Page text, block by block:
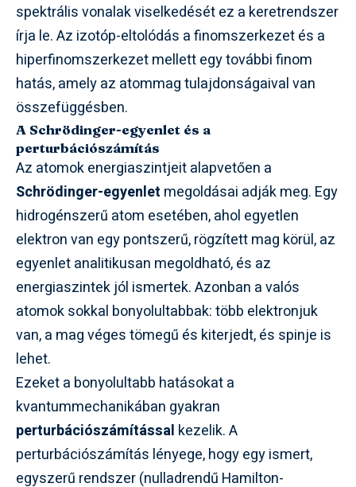
spektrális vonalak viselkedését ez a keretrendszer
írja le. Az izotóp-eltolódás a finomszerkezet és a
hiperfinomszerkezet mellett egy további finom
hatás, amely az atommag tulajdonságaival van
összefüggésben.
A Schrödinger-egyenlet és a
perturbációszámítás
Az atomok energiaszintjeit alapvetően a
Schrödinger-egyenlet megoldásai adják meg. Egy
hidrogénszerű atom esetében, ahol egyetlen
elektron van egy pontszerű, rögzített mag körül, az
egyenlet analitikusan megoldható, és az
energiaszintek jól ismertek. Azonban a valós
atomok sokkal bonyolultabbak: több elektronjuk
van, a mag véges tömegű és kiterjedt, és spinje is
lehet.
Ezeket a bonyolultabb hatásokat a
kvantummechanikában gyakran
perturbációszámítással kezelik. A
perturbációszámítás lényege, hogy egy ismert,
egyszerű rendszer (nulladrendű Hamilton-